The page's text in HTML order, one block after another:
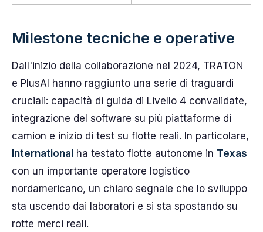
Milestone tecniche e operative
Dall'inizio della collaborazione nel 2024, TRATON
e PlusAI hanno raggiunto una serie di traguardi
cruciali: capacità di guida di Livello 4 convalidate,
integrazione del software su più piattaforme di
camion e inizio di test su flotte reali. In particolare,
International ha testato flotte autonome in Texas
con un importante operatore logistico
nordamericano, un chiaro segnale che lo sviluppo
sta uscendo dai laboratori e si sta spostando su
rotte merci reali.